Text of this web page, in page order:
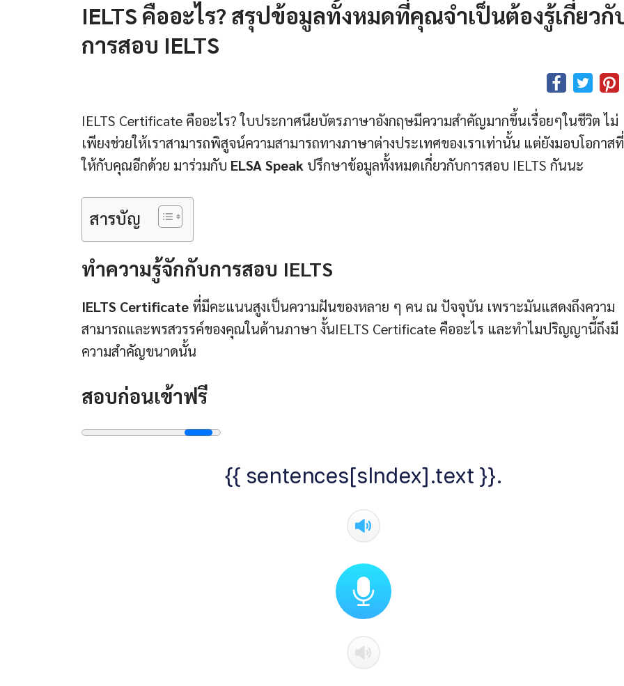
IELTS คืออะไร? สรุปข้อมูลทั้งหมดที่คุณจำเป็นต้องรู้เกี่ยวกั
การสอบ IELTS
IELTS Certificate คืออะไร? ใบประกาศนียบัตรภาษาอังกฤษมีความสำคัญมากขึ้นเรื่อยๆในชีวิต ไม่
เพียงช่วยให้เราสามารถพิสูจน์ความสามารถทางภาษาต่างประเทศของเราเท่านั้น แต่ยังมอบโอกาส
ให้กับคุณอีกด้วย มาร่วมกับ ELSA Speak ปรึกษาข้อมูลทั้งหมดเกี่ยวกับการสอบ IELTS กันนะ
สารบัญ
ทำความรู้จักกับการสอบ IELTS
IELTS Certificate ที่มีคะแนนสูงเป็นความฝันของหลาย ๆ คน ณ ปัจจุบัน เพราะมันแสดงถึงความ
สามารถและพรสวรรค์ของคุณในด้านภาษา งั้นIELTS Certificate คืออะไร และทำไมปริญญานี้ถึงมี
ความสำคัญขนาดนั้น
สอบก่อนเข้าฟรี
{{ sentences[sIndex].text }}.